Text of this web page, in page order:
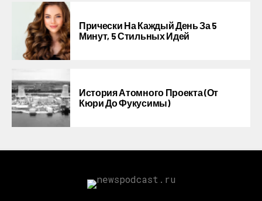
Прически На Каждый День За 5
Минут, 5 Стильных Идей
История Атомного Проекта (от
Кюри До Фукусимы)